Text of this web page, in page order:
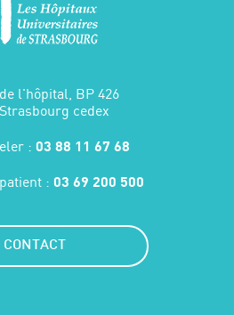
l'hôpital, BP 426
cedex
: 03 88 11 67 68
: 03 69 200 500
CONTACT